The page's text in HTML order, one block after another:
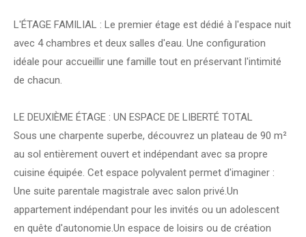
L'ÉTAGE FAMILIAL : Le premier étage est dédié à l'espace nuit
avec 4 chambres et deux salles d'eau. Une configuration
idéale pour accueillir une famille tout en préservant l'intimité
de chacun.
LE DEUXIÈME ÉTAGE : UN ESPACE DE LIBERTÉ TOTAL
Sous une charpente superbe, découvrez un plateau de 90 m²
au sol entièrement ouvert et indépendant avec sa propre
cuisine équipée. Cet espace polyvalent permet d'imaginer :
Une suite parentale magistrale avec salon privé.Un
appartement indépendant pour les invités ou un adolescent
en quête d'autonomie.Un espace de loisirs ou de création